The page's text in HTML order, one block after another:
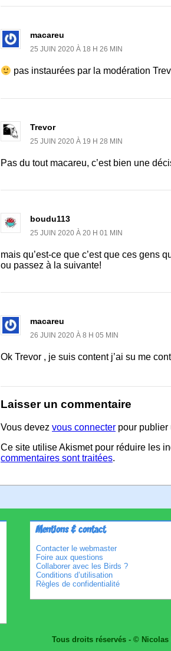
macareu
25 JUIN 2020 À 18 H 26 MIN
pas instaurées par la modération
Trevor
25 JUIN 2020 À 19 H 28 MIN
Pas du tout macareu, c’est bien une
boudu113
25 JUIN 2020 À 20 H 01 MIN
mais qu’est-ce que c’est que ces gens
ou passez à la suivante!
macareu
26 JUIN 2020 À 8 H 05 MIN
Ok Trevor , je suis content j’ai su me
Laisser un commentaire
Vous devez vous connecter pour publier
Ce site utilise Akismet pour réduire les
commentaires sont traitées.
Mentions & contact
Contacter le webmaster
Foire aux questions
Collaborer avec les Birds ?
Conditions d’utilisation
Règles de confidentialité
Tous droits réservés - © Nicolas